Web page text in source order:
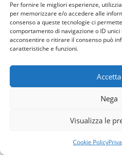
Per fornire le migliori esperienze,
per memorizzare e/o accedere alle
consenso a queste tecnologie ci
comportamento di navigazione o ID unici
acconsentire o ritirare il consenso può
caratteristiche e funzioni.
Accetta
Nega
Visualizza le
Cookie Policy
Agriturismo Antica
Piscina, Ristorante e tanti
Piscina, Ristorante
Trasimeno è il luogo ideale